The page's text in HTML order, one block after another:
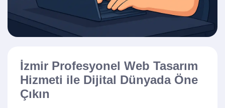
İzmir Profesyonel Web Tasarım
Hizmeti ile Dijital Dünyada Öne
Çıkın